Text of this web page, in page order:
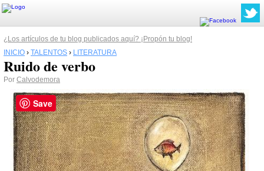
¿Los artículos de tu blog publicados aquí? ¡Propón tu blog!
INICIO › TALENTOS › LITERATURA
Ruido de verbo
Por Calvodemora
Save